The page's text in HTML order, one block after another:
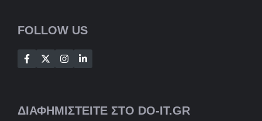
FOLLOW US
ΔΙΑΦΗΜΙΣΤΕΙΤΕ ΣΤΟ DO-IT.GR